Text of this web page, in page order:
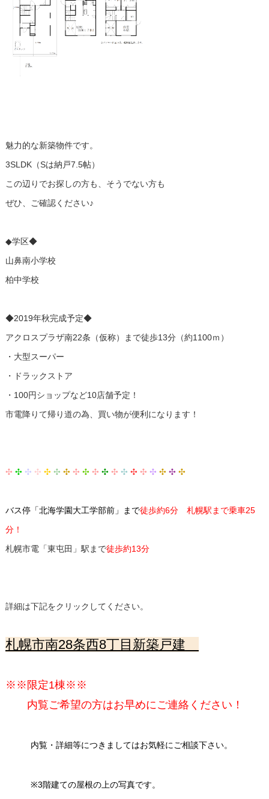
魅力的な新築物件です。
3SLDK（Sは納戸7.5帖）
この辺りでお探しの方も、そうでない方も
ぜひ、ご確認ください♪
◆学区◆
山鼻南小学校
柏中学校
◆2019年秋完成予定◆
アクロスプラザ南22条（仮称）まで徒歩13分（約1100ｍ）
・大型スーパー
・ドラックストア
・100円ショップなど10店舗予定！
市電降りて帰り道の為、買い物が便利になります！
✣ ✣ ✣ ✣ ✣ ✣ ✣ ✣ ✣ ✣ ✣ ✣ ✣ ✣ ✣ ✣ ✣ ✣ ✣
バス停「北海学園大工学部前」まで徒歩約6分 札幌駅まで乗車25
分！
札幌市電「東屯田」駅まで徒歩約13分
詳細は下記をクリックしてください。
札幌市南28条西8丁目新築戸建
※※限定1棟※※
内覧ご希望の方はお早めにご連絡ください！
内覧・詳細等につきましてはお気軽にご相談下さい。
※3階建ての屋根の上の写真です。